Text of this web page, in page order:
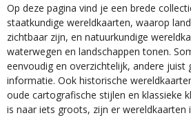
Op deze pagina vind je een brede
staatkundige wereldkaarten, waarop
zichtbaar zijn, en natuurkundige
waterwegen en landschappen tonen.
eenvoudig en overzichtelijk, andere juist
informatie. Ook historische
oude cartografische stijlen en klassieke
is naar iets groots, zijn er